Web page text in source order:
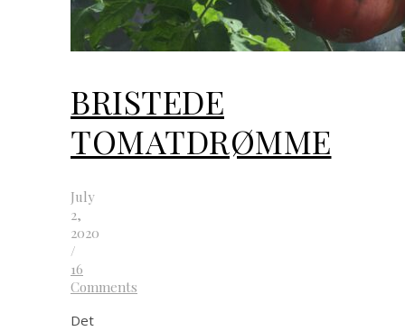
BRISTEDE
TOMATDRØMME
July
2,
2020
/
16
Comments
Det